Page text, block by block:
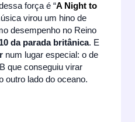
força é “A Night to
virou um hino de
desempenho no Reino
da parada britânica. E
num lugar especial: o de
que conseguiu virar
outro lado do oceano.